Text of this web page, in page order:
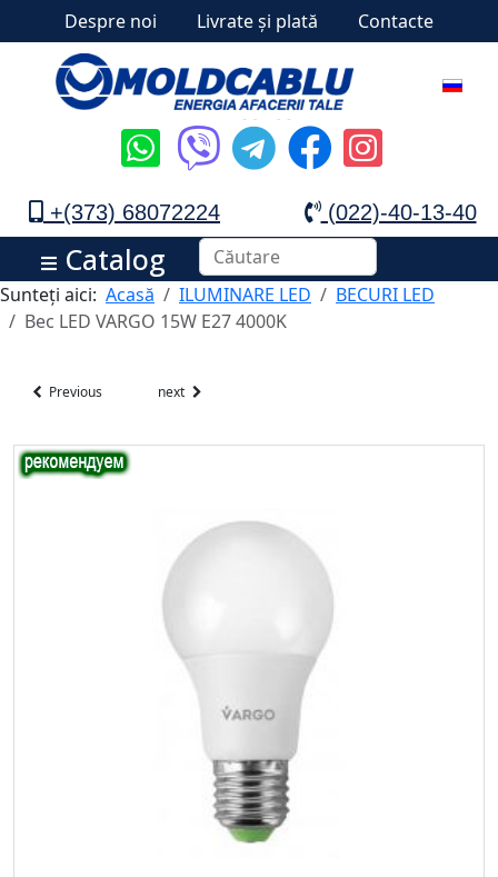
Despre noi Livrate și plată Contacte
+(373) 68072224 (022)-40-13-40
Catalog
Sunteți aici: Acasă ILUMINARE LED
BECURI LED
Bec LED VARGO 15W E27 4000K
Previous next